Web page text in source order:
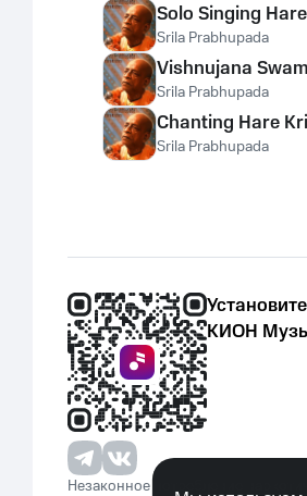
Solo Singing
Srila Prabhupada
Vishnujana
Srila Prabhupada
Сhanting Hare
Srila Prabhupada
КИОН
Незаконное потребление